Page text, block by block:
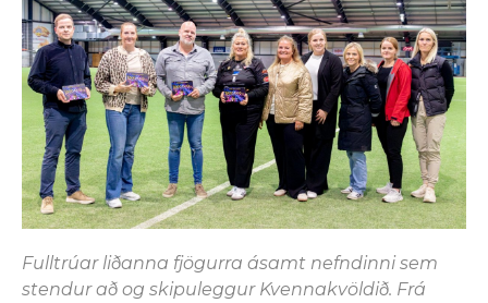
Fulltrúar liðanna fjögurra ásamt nefndinni sem
stendur að og skipuleggur Kvennakvöldið. Frá